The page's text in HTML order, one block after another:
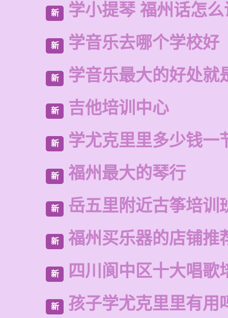
新 学小提琴 福州话怎
新 学音乐去哪个学校好
新 学音乐最大的好处就
新 吉他培训中心
新 学尤克里里多少钱一
新 福州最大的琴行
新 岳五里附近古筝培训
新 福州买乐器的店铺推
新 四川阆中区十大唱歌
新 孩子学尤克里里有用